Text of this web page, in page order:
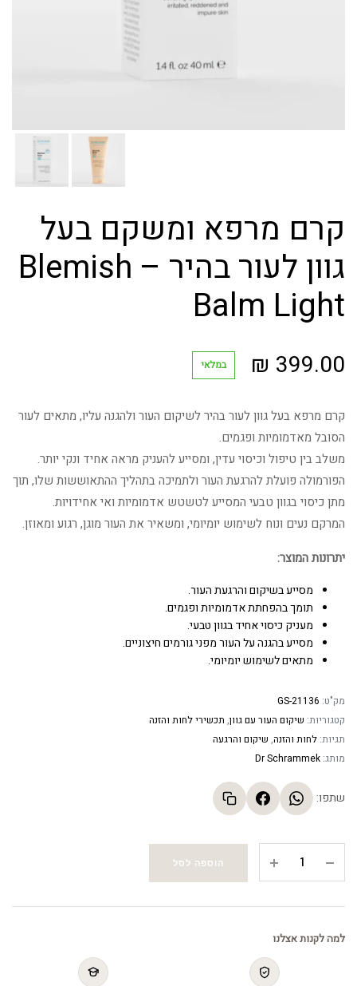
קרם מרפא ומשקם בעל
גוון לעור בהיר – Blemish
Balm Light
399.00
₪ במלאי
קרם מרפא בעל גוון לעור בהיר לשיקום העור ולהגנה עליו, מתאים לעור
הסובל מאדמומיות ופגמים.
משלב בין טיפול וכיסוי עדין, ומסייע להעניק מראה אחיד ונקי יותר.
הפורמולה פועלת להרגעת העור ולתמיכה בתהליך ההתאוששות שלו, תוך
מתן כיסוי בגוון טבעי המסייע לטשטש אדמומיות ואי אחידויות.
המרקם נעים ונוח לשימוש יומיומי, ומשאיר את העור מוגן, רגוע ומאוזן.
יתרונות המוצר:
מסייע בשיקום והרגעת העור.
תומך בהפחתת אדמומיות ופגמים.
מעניק כיסוי אחיד בגוון טבעי.
מסייע בהגנה על העור מפני גורמים חיצוניים.
מתאים לשימוש יומיומי.
מק"ט: GS-21136
קטגוריות: שיקום העור עם גוון, תכשירי לחות והזנה
תגיות: לחות והזנה, שיקום והרגעה
מותג: Dr Schrammek
שתפו:
מרפא
בעל
לעור
הוספה לסל
למה לקנות אצלנו